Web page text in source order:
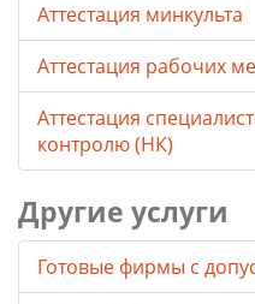
Аттестация минкульта
Аттестация рабочих
Аттестация
контролю (НК)
Другие услуги
Готовые фирмы с